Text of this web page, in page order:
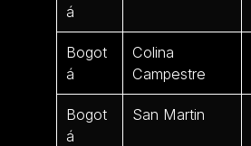
á
Bogot
á
Colina
Campestre
Bogot
á
San Martin